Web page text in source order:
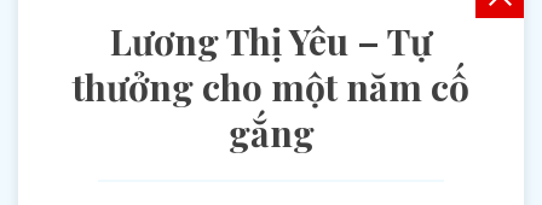
Lương Thị Yêu – Tự
thưởng cho một năm cố
gắng